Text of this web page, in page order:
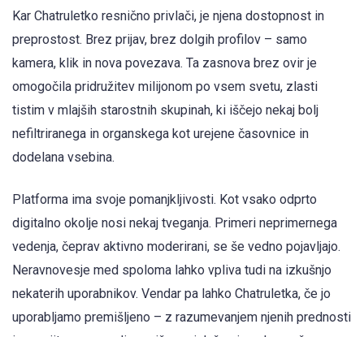
Kar Chatruletko resnično privlači, je njena dostopnost in
preprostost. Brez prijav, brez dolgih profilov – samo
kamera, klik in nova povezava. Ta zasnova brez ovir je
omogočila pridružitev milijonom po vsem svetu, zlasti
tistim v mlajših starostnih skupinah, ki iščejo nekaj bolj
nefiltriranega in organskega kot urejene časovnice in
dodelana vsebina.
Platforma ima svoje pomanjkljivosti. Kot vsako odprto
digitalno okolje nosi nekaj tveganja. Primeri neprimernega
vedenja, čeprav aktivno moderirani, se še vedno pojavljajo.
Neravnovesje med spoloma lahko vpliva tudi na izkušnjo
nekaterih uporabnikov. Vendar pa lahko Chatruletka, če jo
uporabljamo premišljeno – z razumevanjem njenih prednosti